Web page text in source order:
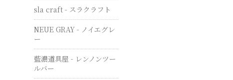
sla craft - スラクラフト
NEUE GRAY - ノイエグレ
ー
藍濃道具屋 - レンノンツー
ルバー